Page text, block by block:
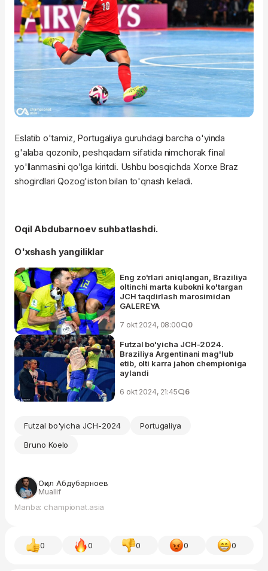
Eslatib o'tamiz, Portugaliya guruhdagi barcha o'yinda
g'alaba qozonib, peshqadam sifatida nimchorak final
yo'llanmasini qo'lga kiritdi. Ushbu bosqichda Xorxe Braz
shogirdlari Qozog'iston bilan to'qnash keladi.
Oqil Abdubarnoev suhbatlashdi.
O'xshash yangiliklar
Eng zo'rlari aniqlangan, Braziliya
oltinchi marta kubokni ko'targan
JCH taqdirlash marosimidan
GALEREYA
7 okt 2024, 08:00 0
Futzal bo'yicha JCH-2024.
Braziliya Argentinani mag'lub
etib, olti karra jahon chempioniga
aylandi
6 okt 2024, 21:45 6
Futzal bo'yicha JCH-2024
Portugaliya
Bruno Koelo
Оқил Абдубарноев
Muallif
Manba: championat.asia
0 0 0 0 0